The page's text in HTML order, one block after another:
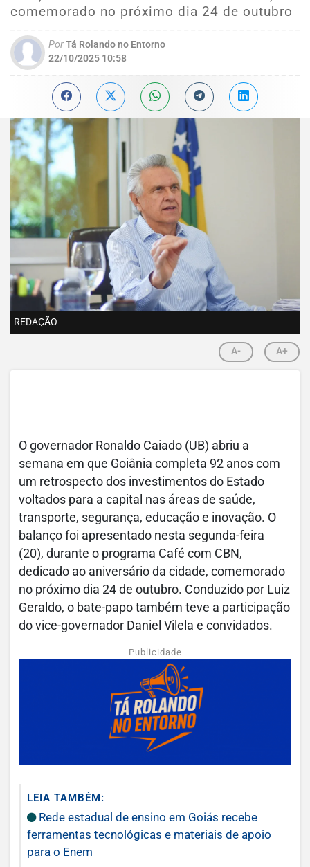
comemorado no próximo dia 24 de outubro
PorTá Rolando no Entorno
22/10/2025 10:58
REDAÇÃO
A- A+
O governador Ronaldo Caiado (UB) abriu a
semana em que Goiânia completa 92 anos com
um retrospecto dos investimentos do Estado
voltados para a capital nas áreas de saúde,
transporte, segurança, educação e inovação. O
balanço foi apresentado nesta segunda-feira
(20), durante o programa Café com CBN,
dedicado ao aniversário da cidade, comemorado
no próximo dia 24 de outubro. Conduzido por Luiz
Geraldo, o bate-papo também teve a participação
do vice-governador Daniel Vilela e convidados.
Publicidade
LEIA TAMBÉM:
Rede estadual de ensino em Goiás recebe
ferramentas tecnológicas e materiais de apoio
para o Enem